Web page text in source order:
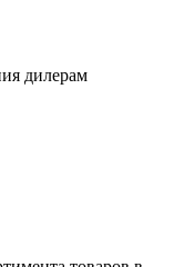
дилерам